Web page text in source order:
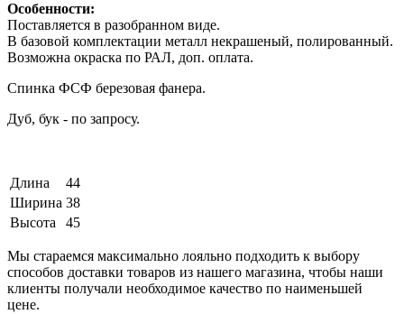
Особенности:
Поставляется в разобранном виде.
В базовой комплектации металл некрашеный, полированный.
Возможна окраска по РАЛ, доп. оплата.
Спинка ФСФ березовая фанера.
Дуб, бук - по запросу.
Длина
44
Ширина 38
Высота
45
Мы стараемся максимально лояльно подходить к выбору
способов доставки товаров из нашего магазина, чтобы наши
клиенты получали необходимое качество по наименьшей
цене.